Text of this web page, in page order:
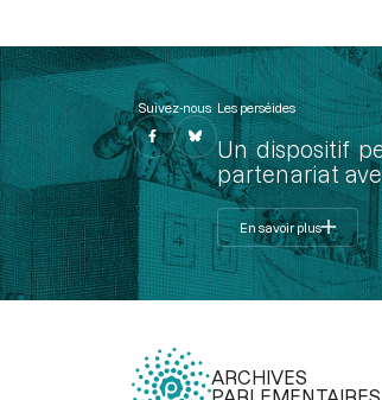
Suivez-nous Les perséides
Un dispositif
partenariat
En savoir plus
ARCHIVES